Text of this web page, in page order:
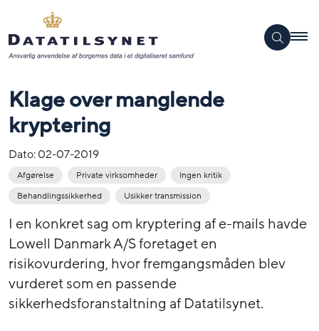
Klage over manglende
kryptering
Dato:02-07-2019
Afgørelse Private virksomheder
Ingen kritik
Behandlingssikkerhed
Usikker transmission
I en konkret sag om kryptering af e-mails havde
Lowell Danmark A/S foretaget en
risikovurdering, hvor fremgangsmåden blev
vurderet som en passende
sikkerhedsforanstaltning af Datatilsynet.